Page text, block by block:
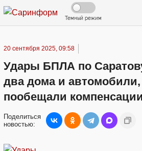
Темный режим
20 сентября 2025, 09:58
Удары БПЛА по
два дома и
пообещали компенсации
Поделиться
новостью: